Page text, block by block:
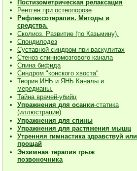
Постизометрическая релаксация
Рентген при остеопорозе
Рефлексотерапия. Методы и
средства.
Сколиоз. Развитие (по Казьмину).
Спондилодез
Суставной синдром при васкулитах
Стеноз спинномозгового канала
Спина бифида
Синдром "конского хвоста"
Теория ИНЬ и ЯНЬ.Каналы и
мередианы.
Тайна врачей-убийц
Упражнения для осанки-статика
(иллюстрации)
Упражнения для спины
Упражнения для растяжения мышц
Утренняя гимнастика здравствуй или
прощай
Энзимная терапия грыж
позвоночника